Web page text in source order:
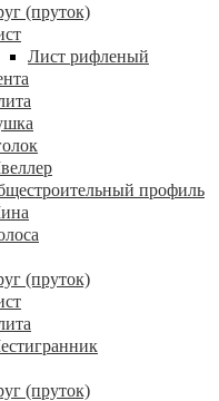
(пруток)
Лист рифленый
профиль
(пруток)
(пруток)